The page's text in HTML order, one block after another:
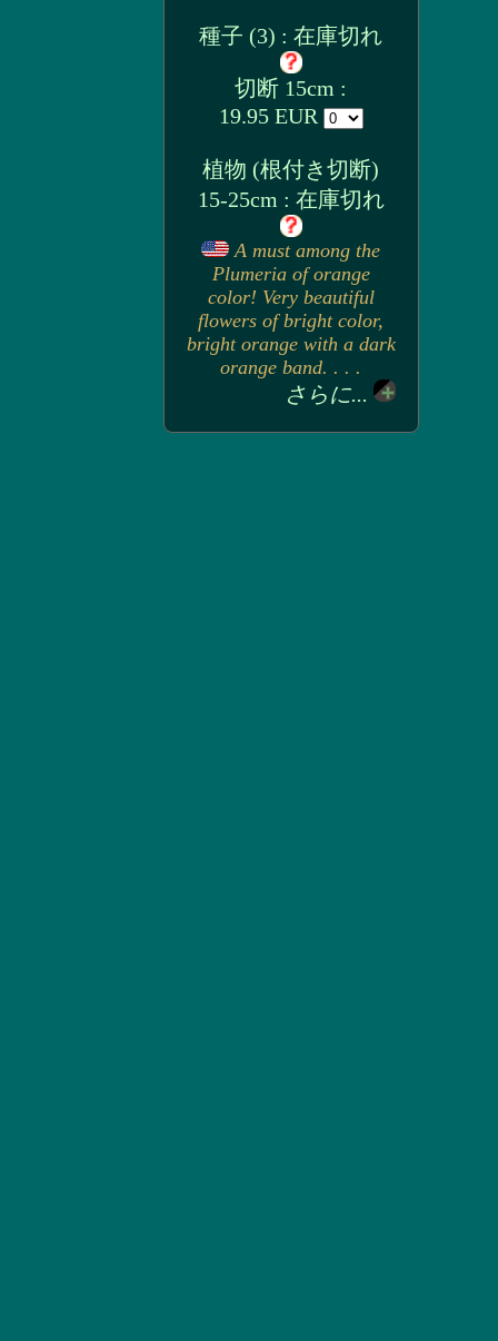
種子 (3) : 在庫切れ
切断 15cm :
19.95 EUR
植物 (根付き切断)
15-25cm : 在庫切れ
A must among the
Plumeria of orange
color! Very beautiful
flowers of bright color,
bright orange with a dark
orange band. . . .
さらに...